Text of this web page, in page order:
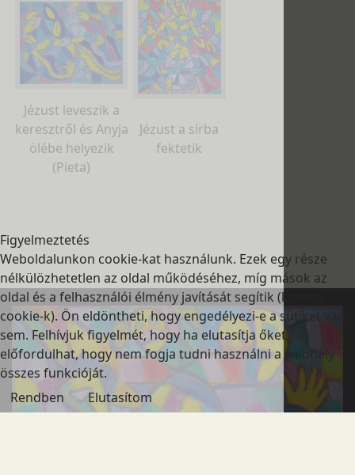
Jézust leveszik a
keresztről és Anyja
ölébe helyezik
(Pieta)
Jézust a sírba
fektetik
Figyelmeztetés
Weboldalunkon cookie-kat használunk. Ezek egy része
nélkülözhetetlen az oldal működéséhez, míg mások az